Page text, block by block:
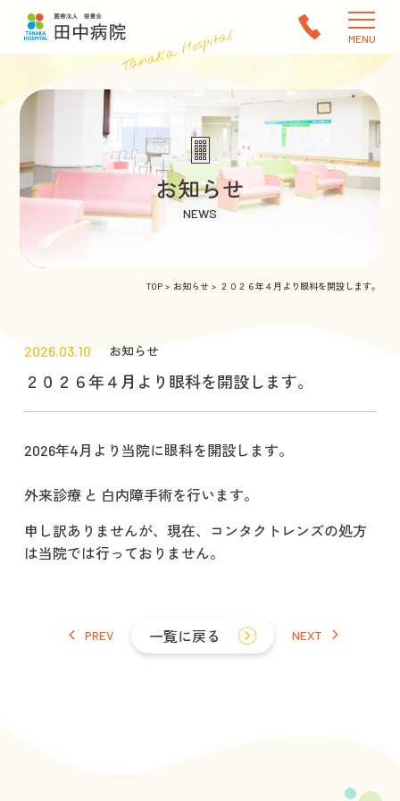
Tanaka Hospital MENU
お知らせ
NEWS
TOP お知らせ ２０２６年４月より眼科を開設します。
2026.03.10 お知らせ
２０２６年４月より眼科を開設します。
2026年4月より当院に眼科を開設します。
外来診療 と 白内障手術を行います。
申し訳ありませんが、現在、コンタクトレンズの処方
は当院では行っておりません。
PREV 一覧に戻る NEXT